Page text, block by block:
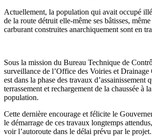
Actuellement, la population qui avait occupé
de la route détruit elle-même ses bâtisses,
carburant construites anarchiquement sont en
Sous la mission du Bureau Technique de
surveillance de l’Office des Voiries et
est dans la phase des travaux d’assainissement
terrassement et rechargement de la chaussée à
population.
Cette dernière encourage et félicite le
le démarrage de ces travaux longtemps
voir l’autoroute dans le délai prévu par le projet.